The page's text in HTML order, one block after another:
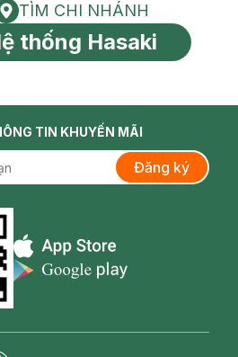
Tìm chi nhánh
TÌM CHI NHÁNH
thống Hasaki
TIN KHUYẾN MÃI
Đăng ký
Appstore icon